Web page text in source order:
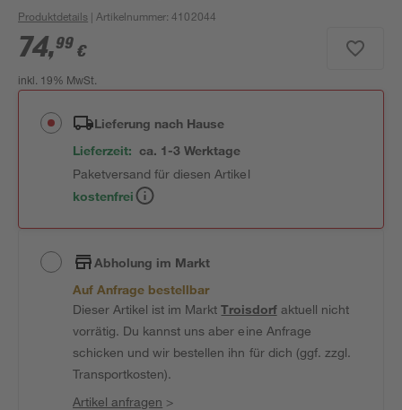
Produktdetails | Artikelnummer:4102044
74,99 €
inkl. 19% MwSt.
Lieferung nach Hause
Lieferzeit: ca. 1-3 Werktage
Paketversand für diesen Artikel
kostenfrei
Abholung im Markt
Auf Anfrage bestellbar
Dieser Artikel ist im MarktTroisdorfaktuell nicht
vorrätig. Du kannst uns aber eine Anfrage
schicken und wir bestellen ihn für dich (ggf. zzgl.
Transportkosten).
Artikel anfragen >